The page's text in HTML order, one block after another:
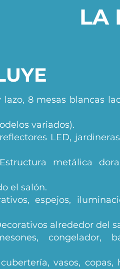
LA
lazo, 8 mesas blancas
variados).
LED,
Estructura metálica
el salón.
espejos,
alrededor del
congelador,
vasos, copas,